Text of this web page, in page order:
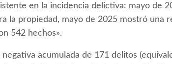
en la incidencia delictiva: mayo de
la propiedad, mayo de 2025 mostró una
542 hechos».
negativa acumulada de 171 delitos